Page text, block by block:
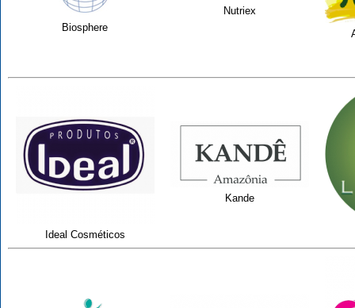
Biosphere
Nutriex
Ideal Cosméticos
Kande